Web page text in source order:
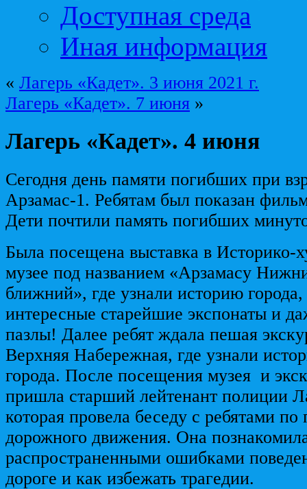
Доступная среда
Иная информация
« Лагерь «Кадет». 3 июня 2021 г.
Лагерь «Кадет». 7 июня »
Лагерь «Кадет». 4 июня
Сегодня день памяти погибших при
Арзамас-1. Ребятам был показан
Дети почтили память погибших
Была посещена выставка в Историко-
музее под названием «Арзамасу
ближний», где узнали историю
интересные старейшие экспонаты и
пазлы! Далее ребят ждала пешая
Верхняя Набережная, где узнали
города. После посещения музея и
пришла старший лейтенант полиции
которая провела беседу с ребятами по
дорожного движения. Она
распространенными ошибками
дороге и как избежать трагедии.